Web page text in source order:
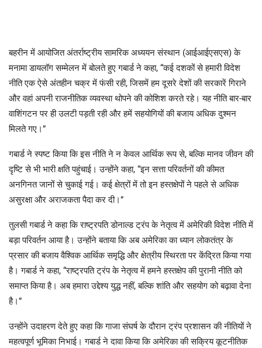
बहरीन में आयोजित अंतर्राष्ट्रीय सामरिक अध्ययन संस्थान (आईआईएसएस) के
मनामा डायलॉग सम्मेलन में बोलते हुए गबार्ड ने कहा, “कई दशकों से हमारी विदेश
नीति एक ऐसे अंतहीन चक्र में फंसी रही, जिसमें हम दूसरे देशों की सरकारें गिराने
और वहां अपनी राजनीतिक व्यवस्था थोपने की कोशिश करते रहे। यह नीति बार-बार
वाशिंगटन पर ही उलटी पड़ती रही और हमें सहयोगियों की बजाय अधिक दुश्मन
मिलते गए।”
गबार्ड ने स्पष्ट किया कि इस नीति ने न केवल आर्थिक रूप से, बल्कि मानव जीवन की
दृष्टि से भी भारी क्षति पहुंचाई। उन्होंने कहा, “इन सत्ता परिवर्तनों की कीमत
अनगिनत जानों से चुकाई गई। कई क्षेत्रों में तो इन हस्तक्षेपों ने पहले से अधिक
असुरक्षा और अराजकता पैदा कर दी।”
तुलसी गबार्ड ने कहा कि राष्ट्रपति डोनाल्ड ट्रंप के नेतृत्व में अमेरिकी विदेश नीति में
बड़ा परिवर्तन आया है। उन्होंने बताया कि अब अमेरिका का ध्यान लोकतंत्र के
प्रसार की बजाय वैश्विक आर्थिक समृद्धि और क्षेत्रीय स्थिरता पर केंद्रित किया गया
है। गबार्ड ने कहा, “राष्ट्रपति ट्रंप के नेतृत्व में हमने हस्तक्षेप की पुरानी नीति को
समाप्त किया है। अब हमारा उद्देश्य युद्ध नहीं, बल्कि शांति और सहयोग को बढ़ावा देना
है।”
उन्होंने उदाहरण देते हुए कहा कि गाजा संघर्ष के दौरान ट्रंप प्रशासन की नीतियों ने
महत्वपूर्ण भूमिका निभाई। गबार्ड ने दावा किया कि अमेरिका की सक्रिय कूटनीतिक